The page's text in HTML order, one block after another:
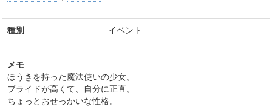
種別 イベント
メモ
ほうきを持った魔法使いの少女。
プライドが高くて、自分に正直。
ちょっとおせっかいな性格。